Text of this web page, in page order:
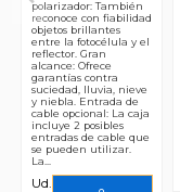
polarizador: También
reconoce con fiabilidad
objetos brillantes
entre la fotocélula y el
reflector. Gran
alcance: Ofrece
garantías contra
suciedad, lluvia, nieve
y niebla. Entrada de
cable opcional: La caja
incluye 2 posibles
entradas de cable que
se pueden utilizar.
La...
Ud.